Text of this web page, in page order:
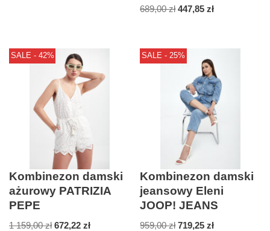
689,00zł 447,85zł
SALE - 42%
Kombinezon damski
ażurowy PATRIZIA
PEPE
1 159,00zł 672,22 zł
SALE - 25%
Kombinezon damski
jeansowy Eleni
JOOP! JEANS
959,00zł 719,25zł